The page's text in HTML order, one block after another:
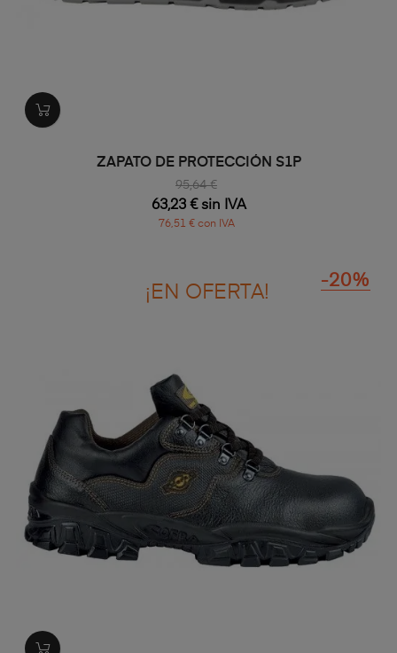
ZAPATO DE PROTECCIÓN S1P
95,64 €
63,23 € sin IVA
76,51 € con IVA
¡EN OFERTA!
-20%